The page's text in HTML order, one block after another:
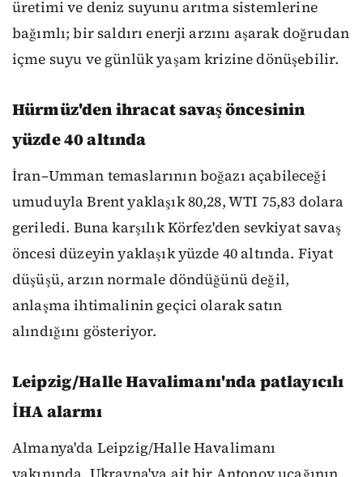
üretimi ve deniz suyunu arıtma sistemlerine
bağımlı; bir saldırı enerji arzını aşarak doğrudan
içme suyu ve günlük yaşam krizine dönüşebilir.
Hürmüz'den ihracat savaş öncesinin
yüzde 40 altında
İran–Umman temaslarının boğazı açabileceği
umuduyla Brent yaklaşık 80,28, WTI 75,83 dolara
geriledi. Buna karşılık Körfez'den sevkiyat savaş
öncesi düzeyin yaklaşık yüzde 40 altında. Fiyat
düşüşü, arzın normale döndüğünü değil,
anlaşma ihtimalinin geçici olarak satın
alındığını gösteriyor.
Leipzig/Halle Havalimanı'nda patlayıcılı
İHA alarmı
Almanya'da Leipzig/Halle Havalimanı